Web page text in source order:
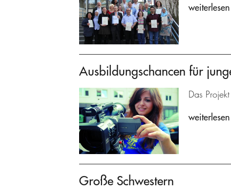
weiterlesen
Ausbildungschancen für
Das
weiterlesen
Große Schwestern